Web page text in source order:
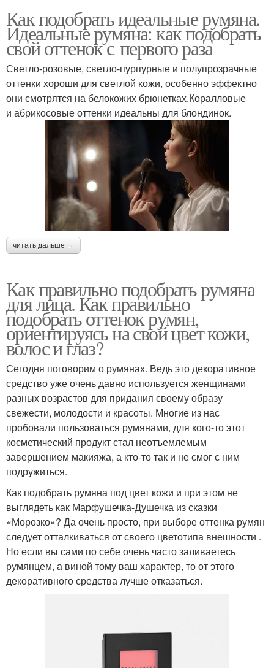
Как подобрать идеальные румяна.
Идеальные румяна: как подобрать
свой оттенок с первого раза
Светло-розовые, светло-пурпурные и полупрозрачные
оттенки хороши для светлой кожи, особенно эффектно
они смотрятся на белокожих брюнетках.Коралловые
и абрикосовые оттенки идеальны для блондинок.
читать дальше →
Как правильно подобрать румяна
для лица. Как правильно
подобрать оттенок румян,
ориентируясь на свой цвет кожи,
волос и глаз?
Сегодня поговорим о румянах. Ведь это декоративное
средство уже очень давно используется женщинами
разных возрастов для придания своему образу
свежести, молодости и красоты. Многие из нас
пробовали пользоваться румянами, для кого-то этот
косметический продукт стал неотъемлемым
завершением макияжа, а кто-то так и не смог с ним
подружиться.
Как подобрать румяна под цвет кожи и при этом не
выглядеть как Марфушечка-Душечка из сказки
«Морозко»? Да очень просто, при выборе оттенка румян
следует отталкиваться от своего цветотипа внешности .
Но если вы сами по себе очень часто заливаетесь
румянцем, а виной тому ваш характер, то от этого
декоративного средства лучше отказаться.